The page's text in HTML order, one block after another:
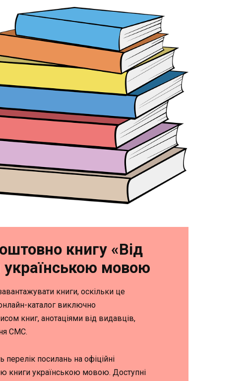
книгу «Від
українською мовою
книги, оскільки це
каталог виключно
книг, анотаціями від видавців,
СМС.
перелік посилань на офіційні
книги українською мовою. Доступні